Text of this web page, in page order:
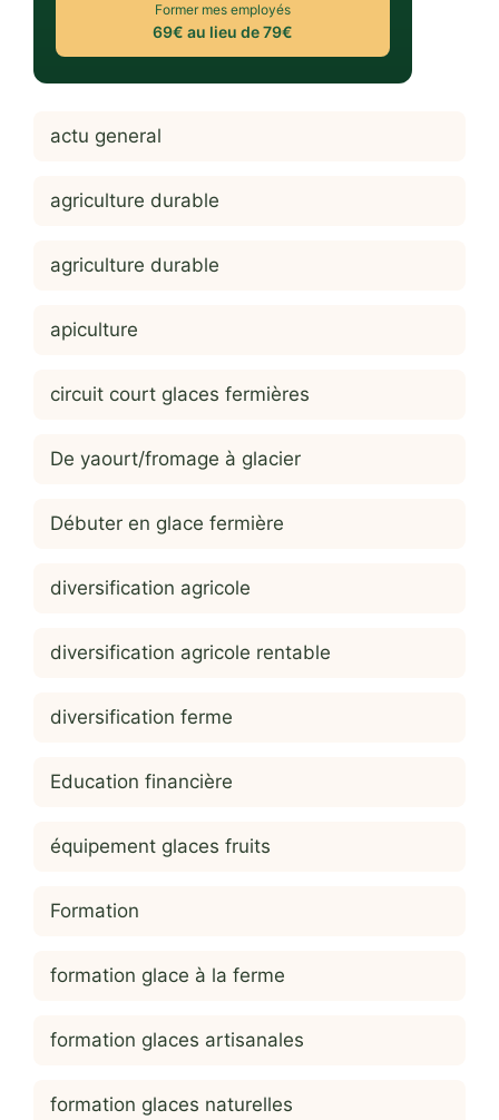
Former mes employés
69€ au lieu de 79€
actu general
agriculture durable
agriculture durable
apiculture
circuit court glaces fermières
De yaourt/fromage à glacier
Débuter en glace fermière
diversification agricole
diversification agricole rentable
diversification ferme
Education financière
équipement glaces fruits
Formation
formation glace à la ferme
formation glaces artisanales
formation glaces naturelles